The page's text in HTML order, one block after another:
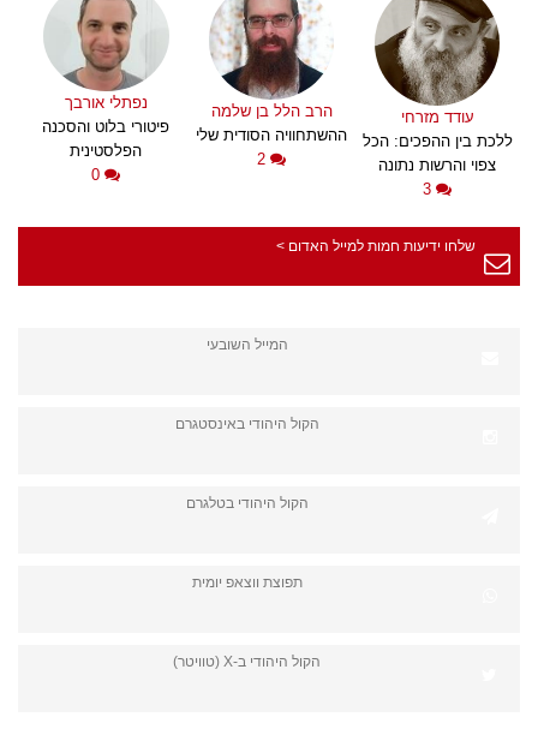
עודד מזרחי
ללכת בין ההפכים: הכל
צפוי והרשות נתונה
3
הרב הלל בן שלמה
ההשתחוויה הסודית שלי
2
נפתלי אורבך
פיטורי בלוט והסכנה
הפלסטינית
0
שלחו ידיעות חמות למייל האדום >
המייל השובעי
הקול היהודי באינסטגרם
הקול היהודי בטלגרם
תפוצת ווצאפ יומית
הקול היהודי ב-X (טוויטר)